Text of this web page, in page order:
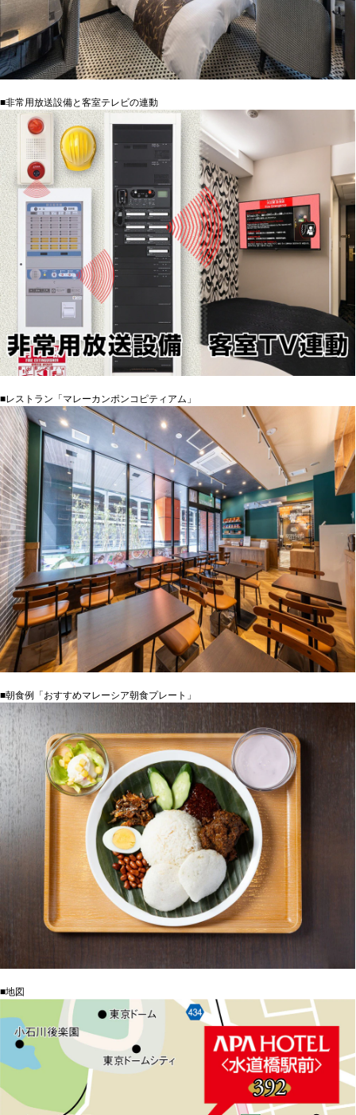
■非常用放送設備と客室テレビの連動
■レストラン「マレーカンポンコピティアム」
■朝食例「おすすめマレーシア朝食プレート」
■地図